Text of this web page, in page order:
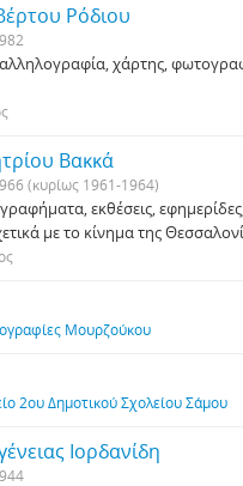
Ρόδιου
χάρτης,
Βακκά
(κυρίως 1961-1964)
εκθέσεις,
με το κίνημα της
Μουρζούκου
2ου Δημοτικού Σχολείου Σάμου
Ιορδανίδη